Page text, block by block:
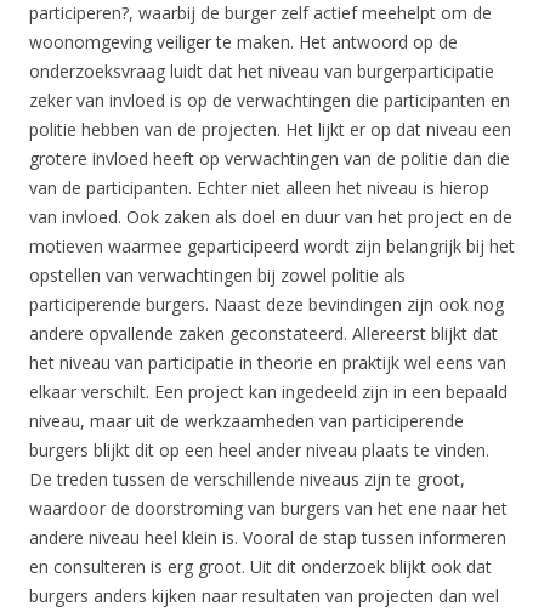
participeren?, waarbij de burger zelf actief meehelpt om de
woonomgeving veiliger te maken. Het antwoord op de
onderzoeksvraag luidt dat het niveau van burgerparticipatie
zeker van invloed is op de verwachtingen die participanten en
politie hebben van de projecten. Het lijkt er op dat niveau een
grotere invloed heeft op verwachtingen van de politie dan die
van de participanten. Echter niet alleen het niveau is hierop
van invloed. Ook zaken als doel en duur van het project en de
motieven waarmee geparticipeerd wordt zijn belangrijk bij het
opstellen van verwachtingen bij zowel politie als
participerende burgers. Naast deze bevindingen zijn ook nog
andere opvallende zaken geconstateerd. Allereerst blijkt dat
het niveau van participatie in theorie en praktijk wel eens van
elkaar verschilt. Een project kan ingedeeld zijn in een bepaald
niveau, maar uit de werkzaamheden van participerende
burgers blijkt dit op een heel ander niveau plaats te vinden.
De treden tussen de verschillende niveaus zijn te groot,
waardoor de doorstroming van burgers van het ene naar het
andere niveau heel klein is. Vooral de stap tussen informeren
en consulteren is erg groot. Uit dit onderzoek blijkt ook dat
burgers anders kijken naar resultaten van projecten dan wel